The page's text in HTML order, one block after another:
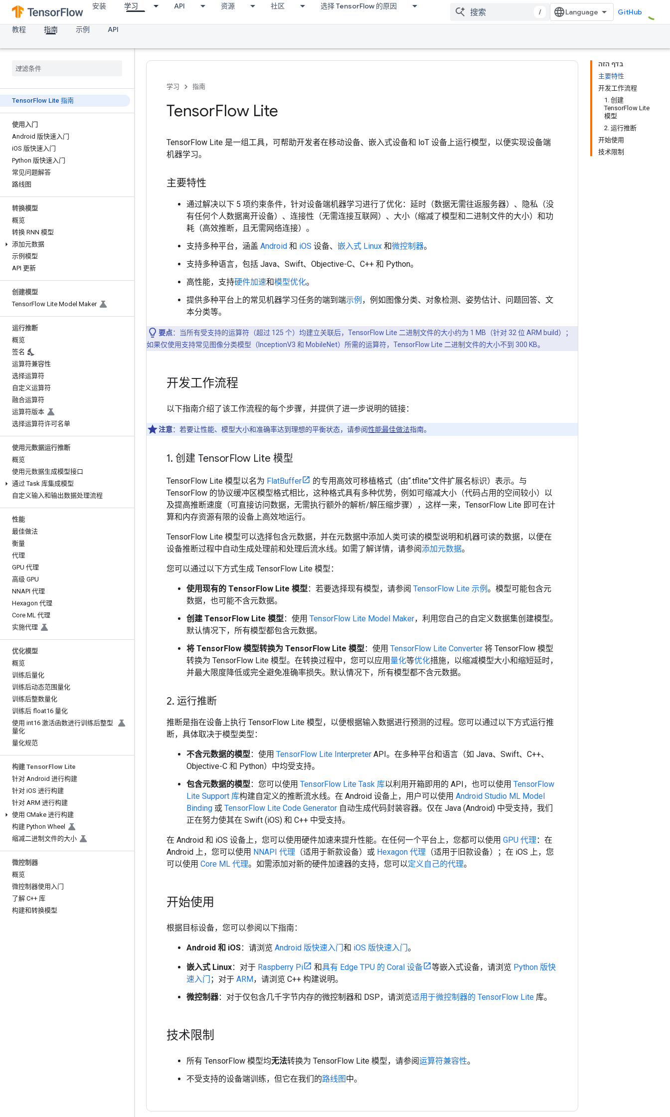
安装 学习 API 资源 社区 选择 TensorFlow 的原因
/
GitHub
教程
指南 示例 API
TensorFlow Lite 指南
使用入门
Android 版快速入门
iOS 版快速入门
Python 版快速入门
常见问题解答
路线图
转换模型
概览
转换 RNN 模型
添加元数据
示例模型
API 更新
创建模型
TensorFlow Lite Model Maker
运行推断
概览
签名
运算符兼容性
选择运算符
自定义运算符
融合运算符
运算符版本
选择运算符许可名单
使用元数据运行推断
概览
使用元数据生成模型接口
通过 Task 库集成模型
自定义输入和输出数据处理流程
性能
最佳做法
衡量
代理
GPU 代理
高级 GPU
NNAPI 代理
Hexagon 代理
Core ML 代理
实施代理
优化模型
概览
训练后量化
训练后动态范围量化
训练后整数量化
训练后 float16 量化
使用 int16 激活函数进行训练后整型
量化
量化规范
构建 TensorFlow Lite
针对 Android 进行构建
针对 iOS 进行构建
针对 ARM 进行构建
使用 CMake 进行构建
构建 Python Wheel
缩减二进制文件的大小
微控制器
概览
微控制器使用入门
了解 C++ 库
构建和转换模型
בדף הזה
主要特性
开发工作流程
1. 创建
TensorFlow Lite
模型
2. 运行推断
开始使用
技术限制
学习 指南
TensorFlow Lite
TensorFlow Lite 是一组工具，可帮助开发者在移动设备、嵌入式设备和 loT 设备上运行模型，以便实现设备端
机器学习。
主要特性
通过解决以下 5 项约束条件，针对设备端机器学习进行了优化：延时（数据无需往返服务器）、隐私（没
有任何个人数据离开设备）、连接性（无需连接互联网）、大小（缩减了模型和二进制文件的大小）和功
耗（高效推断，且无需网络连接）。
支持多种平台，涵盖 Android 和 iOS 设备、 嵌入式 Linux 和微控制器。
支持多种语言，包括 Java、Swift、Objective-C、C++ 和 Python。
高性能，支持硬件加速和模型优化。
提供多种平台上的常见机器学习任务的端到端示例 ，例如图像分类、对象检测、姿势估计、问题回答、文
本分类等。
要点：当所有受支持的运算符（超过 125 个）均建立关联后，TensorFlow Lite 二进制文件的大小约为 1 MB（针对 32 位 ARM build）；
如果仅使用支持常见图像分类模型（InceptionV3 和 MobileNet）所需的运算符，TensorFlow Lite 二进制文件的大小不到 300 KB。
开发工作流程
以下指南介绍了该工作流程的每个步骤，并提供了进一步说明的链接：
注意：若要让性能、模型大小和准确率达到理想的平衡状态，请参阅性能最佳做法指南。
1. 创建 TensorFlow Lite 模型
TensorFlow Lite 模型以名为 FlatBuffer 的专用高效可移植格式（由“.tflite”文件扩展名标识）表示。 与
TensorFlow 的协议缓冲区模型格式相比，这种格式具有多种优势，例如可缩减大小（代码占用的空间较小）以
及提高推断速度（可直接访问数据，无需执行额外的解析/解压缩步骤），这样一来，TensorFlow Lite 即可在计
算和内存资源有限的设备上高效地运行。
TensorFlow Lite 模型可以选择包含元数据，并在元数据中添加人类可读的模型说明和机器可读的数据，以便在
设备推断过程中自动生成处理前和处理后流水线。 如需了解详情，请参阅添加元数据。
您可以通过以下方式生成 TensorFlow Lite 模型：
使用现有的 TensorFlow Lite 模型：若要选择现有模型，请参阅 TensorFlow Lite 示例 。模型可能包含元
数据，也可能不含元数据。
创建 TensorFlow Lite 模型：使用 TensorFlow Lite Model Maker，利用您自己的自定义数据集创建模型。
默认情况下，所有模型都包含元数据。
将 TensorFlow 模型转换为 TensorFlow Lite 模型：使用 TensorFlow Lite Converter 将 TensorFlow 模型
转换为 TensorFlow Lite 模型。在转换过程中，您可以应用 量化等优化措施，以缩减模型大小和缩短延时，
并最大限度降低或完全避免准确率损失。默认情况下，所有模型都不含元数据。
2. 运行推断
推断是指在设备上执行 TensorFlow Lite 模型，以便根据输入数据进行预测的过程。 您可以通过以下方式运行推
断，具体取决于模型类型：
不含元数据的模型：使用 TensorFlow Lite Interpreter API。 在多种平台和语言（如 Java、Swift、C++、
Objective-C 和 Python）中均受支持。
包含元数据的模型：您可以使用 TensorFlow Lite Task 库以利用开箱即用的 API，也可以使用 TensorFlow
Lite Support 库构建自定义的推断流水线。 在 Android 设备上，用户可以使用 Android Studio ML Model
Binding 或 TensorFlow Lite Code Generator 自动生成代码封装容器。仅在 Java (Android) 中受支持，我们
正在努力使其在 Swift (iOS) 和 C++ 中受支持。
在 Android 和 iOS 设备上，您可以使用硬件加速来提升性能。在任何一个平台上，您都可以使用 GPU 代理 ：在
Android 上，您可以使用 NNAPI 代理 （适用于新款设备）或 Hexagon 代理 （适用于旧款设备）；在 iOS 上，您
可以使用 Core ML 代理。如需添加对新的硬件加速器的支持，您可以定义自己的代理。
开始使用
根据目标设备，您可以参阅以下指南：
Android 和 iOS：请浏览 Android 版快速入门和 iOS 版快速入门。
嵌入式 Linux：对于 Raspberry Pi 和具有 Edge TPU 的 Coral 设备 等嵌入式设备，请浏览 Python 版快
速入门 ；对于 ARM，请浏览 C++ 构建说明。
微控制器：对于仅包含几千字节内存的微控制器和 DSP，请浏览适用于微控制器的 TensorFlow Lite 库。
技术限制
所有 TensorFlow 模型均无法转换为 TensorFlow Lite 模型，请参阅运算符兼容性。
不受支持的设备端训练，但它在我们的路线图中。